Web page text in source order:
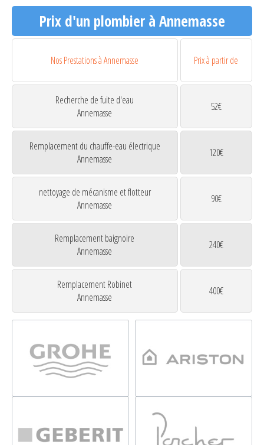
Prix d'un plombier à Annemasse
Nos Prestations à Annemasse Prix à partir de
Recherche de fuite d'eau
Annemasse
52€
Remplacement du chauffe-eau électrique
Annemasse
120€
nettoyage de mécanisme et flotteur
Annemasse
90€
Remplacement baignoire
Annemasse
240€
Remplacement Robinet
Annemasse
400€